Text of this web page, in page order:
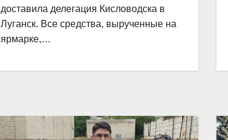
доставила делегация Кисловодска в
Луганск. Все средства, вырученные на
ярмарке,…